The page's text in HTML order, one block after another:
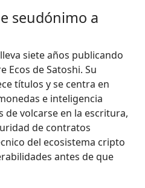
seudónimo a
siete años publicando
Ecos de Satoshi. Su
títulos y se centra en
e inteligencia
de volcarse en la escritura,
de contratos
del ecosistema cripto
antes de que